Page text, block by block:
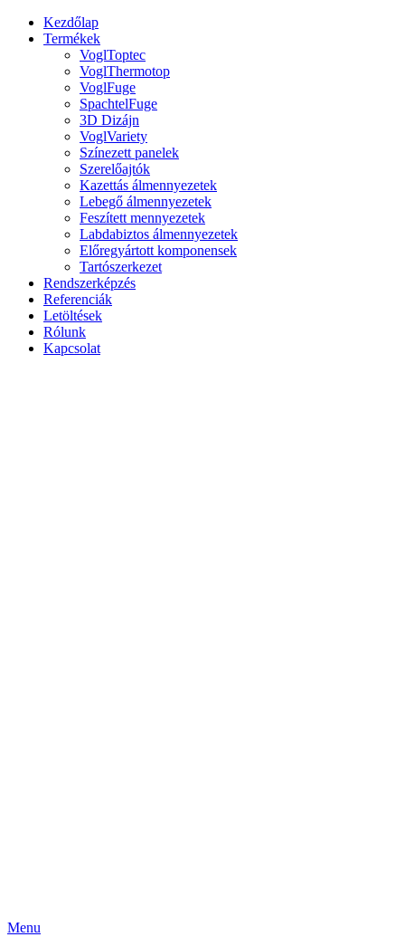
Kezdőlap
Termékek
VoglToptec
VoglThermotop
VoglFuge
SpachtelFuge
3D Dizájn
VoglVariety
Színezett panelek
Szerelőajtók
Kazettás álmennyezetek
Lebegő álmennyezetek
Feszített mennyezetek
Labdabiztos álmennyezetek
Előregyártott komponensek
Tartószerkezet
Rendszerképzés
Referenciák
Letöltések
Rólunk
Kapcsolat
Menu